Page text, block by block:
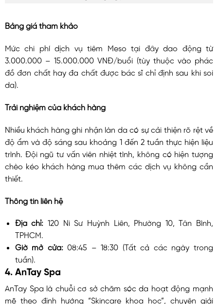
Bảng giá tham khảo
Mức chi phí dịch vụ tiêm Meso tại đây dao động từ
3.000.000 – 15.000.000 VNĐ/buổi (tùy thuộc vào phác
đồ đơn chất hay đa chất được bác sĩ chỉ định sau khi soi
da).
Trải nghiệm của khách hàng
Nhiều khách hàng ghi nhận làn da có sự cải thiện rõ rệt về
độ ẩm và độ sáng sau khoảng 1 đến 2 tuần thực hiện liệu
trình. Đội ngũ tư vấn viên nhiệt tình, không có hiện tượng
chèo kéo khách hàng mua thêm các dịch vụ không cần
thiết.
Thông tin liên hệ
Địa chỉ:120 Ni Sư Huỳnh Liên, Phường 10, Tân Bình,
TPHCM.
Giờ mở cửa:08:45 – 18:30 (Tất cả các ngày trong
tuần).
4. AnTay Spa
AnTay Spa là chuỗi cơ sở chăm sóc da hoạt động mạnh
mẽ theo định hướng “Skincare khoa học”, chuyên giải